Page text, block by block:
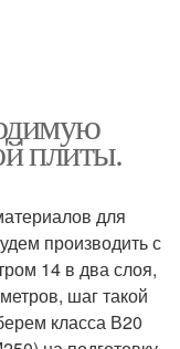
плиты.
для
производить с
14 в два слоя,
шаг такой
класса В20